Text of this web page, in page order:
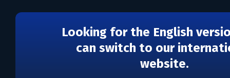
Looking for the English
can switch to our
website.